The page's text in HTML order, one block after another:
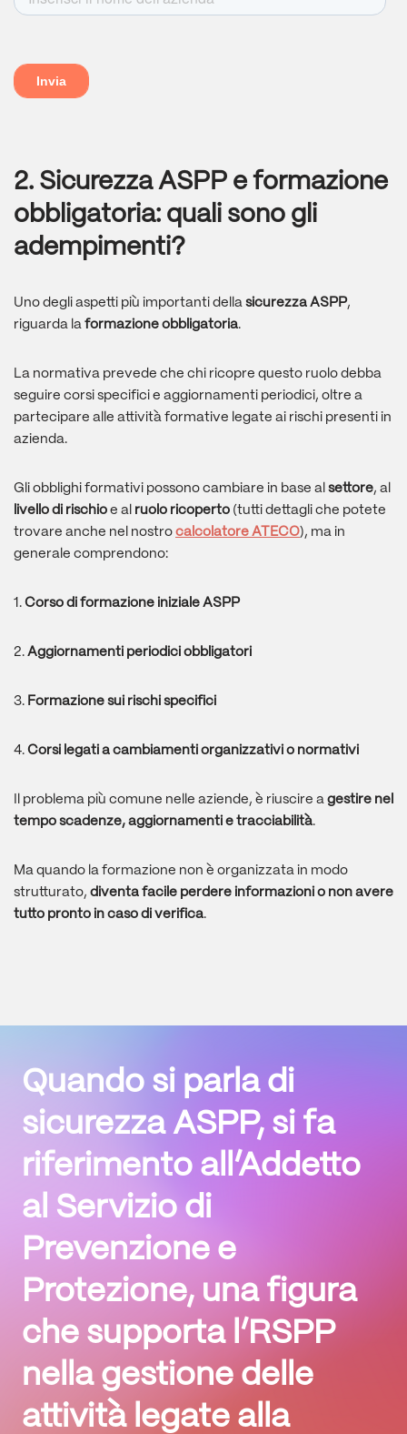
2. Sicurezza ASPP e formazione
obbligatoria: quali sono gli
adempimenti?
Uno degli aspetti più importanti della sicurezza ASPP,
riguarda la formazione obbligatoria.
La normativa prevede che chi ricopre questo ruolo debba
seguire corsi specifici e aggiornamenti periodici, oltre a
partecipare alle attività formative legate ai rischi presenti in
azienda.
Gli obblighi formativi possono cambiare in base al settore, al
livello di rischio e al ruolo ricoperto (tutti dettagli che potete
trovare anche nel nostro calcolatore ATECO), ma in
generale comprendono:
1. Corso di formazione iniziale ASPP
2. Aggiornamenti periodici obbligatori
3. Formazione sui rischi specifici
4. Corsi legati a cambiamenti organizzativi o normativi
Il problema più comune nelle aziende, è riuscire a gestire nel
tempo scadenze, aggiornamenti e tracciabilità.
Ma quando la formazione non è organizzata in modo
strutturato, diventa facile perdere informazioni o non avere
tutto pronto in caso di verifica.
Quando si parla di
sicurezza ASPP, si fa
riferimento all’Addetto
al Servizio di
Prevenzione e
Protezione, una figura
che supporta l’RSPP
nella gestione delle
attività legate alla